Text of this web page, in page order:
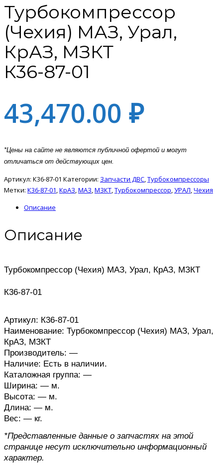
Турбокомпрессор
(Чехия) МАЗ, Урал,
КрАЗ, МЗКТ
К36-87-01
43,470.00 ₽
*Цены на сайте не являются публичной офертой и могут
отличаться от действующих цен.
Артикул: К36-87-01 Категории: Запчасти ДВС,Турбокомпрессоры
Метки: К36-87-01,КрАЗ,МАЗ,МЗКТ,Турбокомпрессор,УРАЛ,Чехия
Описание
Описание
Турбокомпрессор (Чехия) МАЗ, Урал, КрАЗ, МЗКТ
К36-87-01
Артикул: К36-87-01
Наименование: Турбокомпрессор (Чехия) МАЗ, Урал,
КрАЗ, МЗКТ
Производитель: —
Наличие: Есть в наличии.
Каталожная группа: —
Ширина: — м.
Высота: — м.
Длина: — м.
Вес: — кг.
*Представленные данные о запчастях на этой
странице несут исключительно информационный
характер.